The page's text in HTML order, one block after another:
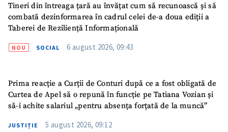
SUSȚINE
Tineri din întreaga țară au învățat cum să recunoască și să
combată dezinformarea în cadrul celei de-a doua ediții a
Taberei de Reziliență Informațională
NOU SOCIAL 6 august 2026, 09:43
Prima reacție a Curții de Conturi după ce a fost obligată de
Curtea de Apel să o repună în funcție pe Tatiana Vozian și
să-i achite salariul „pentru absența forțată de la muncă”
JUSTIȚIE 5 august 2026, 09:12